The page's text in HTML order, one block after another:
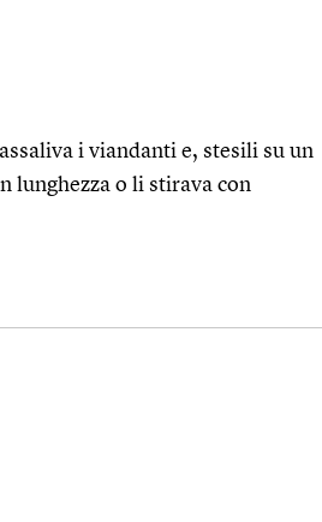
i viandanti e, stesili su un
lunghezza o li stirava con